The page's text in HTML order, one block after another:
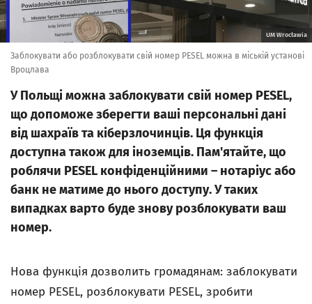
UM Wrocławia
Заблокувати або розблокувати свій номер PESEL можна в міській установі
Вроцлава
У Польщі можна заблокувати свій номер PESEL,
що допоможе зберегти ваші персональні дані
від шахраїв та кіберзлочинців. Ця функція
доступна також для іноземців. Пам'ятайте, що
роблячи PESEL конфіденційними – нотаріус або
банк не матиме до нього доступу. У таких
випадках варто буде знову розблокувати ваш
номер.
Нова функція дозволить громадянам: заблокувати
номер PESEL, розблокувати PESEL, зробити